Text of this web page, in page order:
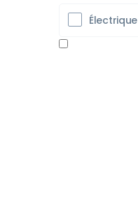
Électrique